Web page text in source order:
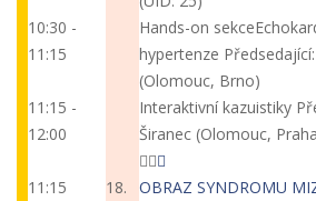
10:30 -
11:15
Hands-on sekce
hypertenze
(Olomouc, Brno)
11:15 -
12:00
Interaktivní kazuistiky
Širanec (Olomouc,
11:15 18.
OBRAZ SYNDROMU